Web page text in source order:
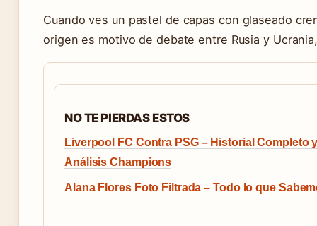
Cuando ves un pastel de capas con glaseado
origen es motivo de debate entre Rusia y
NO TE PIERDAS ESTOS
Liverpool FC Contra PSG – Historial Completo
Análisis Champions
Alana Flores Foto Filtrada – Todo lo que